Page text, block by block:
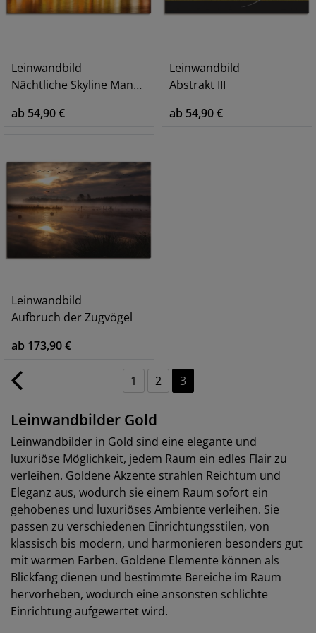
Leinwandbild
Nächtliche Skyline Manhattan
ab 54,90 €
Leinwandbild
Abstrakt III
ab 54,90 €
Leinwandbild
Aufbruch der Zugvögel
ab 173,90 €
1 2 3
Leinwandbilder Gold
Leinwandbilder in Gold sind eine elegante und
luxuriöse Möglichkeit, jedem Raum ein edles Flair zu
verleihen. Goldene Akzente strahlen Reichtum und
Eleganz aus, wodurch sie einem Raum sofort ein
gehobenes und luxuriöses Ambiente verleihen. Sie
passen zu verschiedenen Einrichtungsstilen, von
klassisch bis modern, und harmonieren besonders gut
mit warmen Farben. Goldene Elemente können als
Blickfang dienen und bestimmte Bereiche im Raum
hervorheben, wodurch eine ansonsten schlichte
Einrichtung aufgewertet wird.